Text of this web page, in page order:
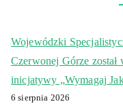
Wojewódzki
Czerwonej Górze
inicjatywy „Wymagaj
6 sierpnia 2026